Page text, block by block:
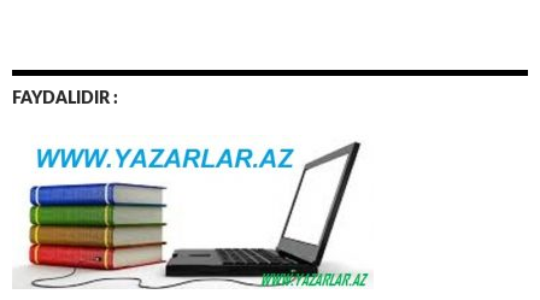
FAYDALIDIR :